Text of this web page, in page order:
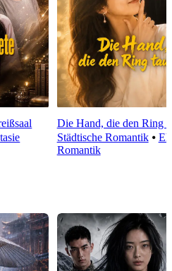
Die Hand, die den Ring
Städtische Romantik⦁
Romantik